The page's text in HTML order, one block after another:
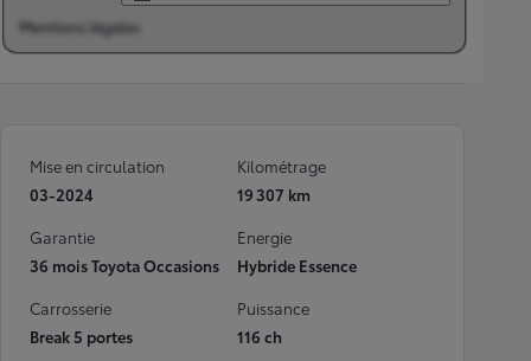
Mentions légales
Mise en circulation
03-2024
Kilométrage
19 307 km
Garantie
36 mois Toyota Occasions
Energie
Hybride Essence
Carrosserie
Break 5 portes
Puissance
116 ch